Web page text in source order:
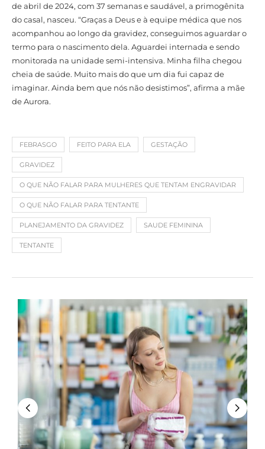
de abril de 2024, com 37 semanas e saudável, a primogênita
do casal, nasceu. “Graças a Deus e à equipe médica que nos
acompanhou ao longo da gravidez, conseguimos aguardar o
termo para o nascimento dela. Aguardei internada e sendo
monitorada na unidade semi-intensiva. Minha filha chegou
cheia de saúde. Muito mais do que um dia fui capaz de
imaginar. Ainda bem que nós não desistimos”, afirma a mãe
de Aurora.
FEBRASGO FEITO PARA ELA GESTAÇÃO
GRAVIDEZ
O QUE NÃO FALAR PARA MULHERES QUE TENTAM ENGRAVIDAR
O QUE NÃO FALAR PARA TENTANTE
PLANEJAMENTO DA GRAVIDEZ SAUDE FEMININA
TENTANTE